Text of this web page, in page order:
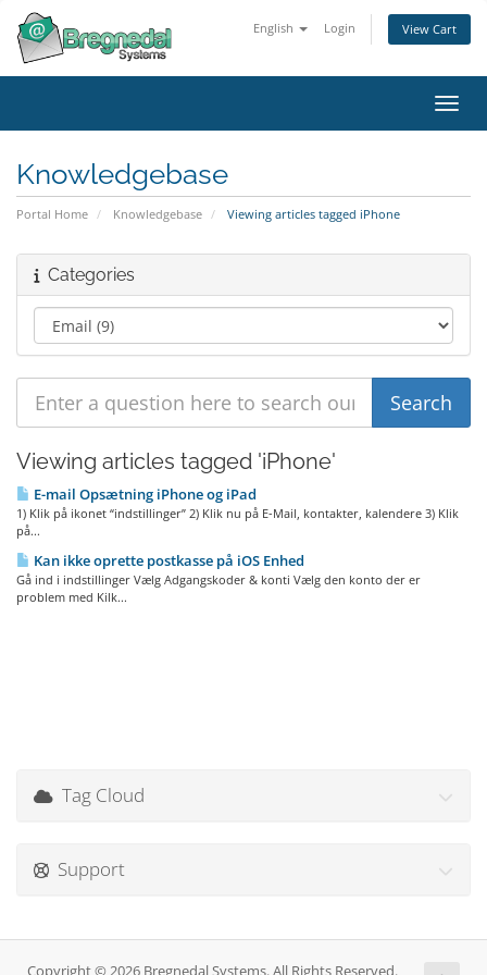
English Login View Cart
Knowledgebase
Portal Home Knowledgebase Viewing articles tagged iPhone
Categories
Viewing articles tagged 'iPhone'
E-mail Opsætning iPhone og iPad
1) Klik på ikonet “indstillinger” 2) Klik nu på E-Mail, kontakter, kalendere 3) Klik
på...
Kan ikke oprette postkasse på iOS Enhed
Gå ind i indstillinger Vælg Adgangskoder & konti Vælg den konto der er
problem med Kilk...
Tag Cloud
Support
Copyright © 2026 Bregnedal Systems. All Rights Reserved.